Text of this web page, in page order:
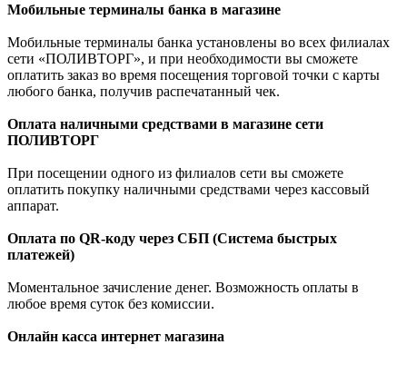
Мобильные терминалы банка в магазине
Мобильные терминалы банка установлены во всех филиалах
сети «ПОЛИВТОРГ», и при необходимости вы сможете
оплатить заказ во время посещения торговой точки с карты
любого банка, получив распечатанный чек.
Оплата наличными средствами в магазине сети
ПОЛИВТОРГ
При посещении одного из филиалов сети вы сможете
оплатить покупку наличными средствами через кассовый
аппарат.
Оплата по QR-коду через СБП (Система быстрых
платежей)
Моментальное зачисление денег. Возможность оплаты в
любое время суток без комиссии.
Онлайн касса интернет магазина